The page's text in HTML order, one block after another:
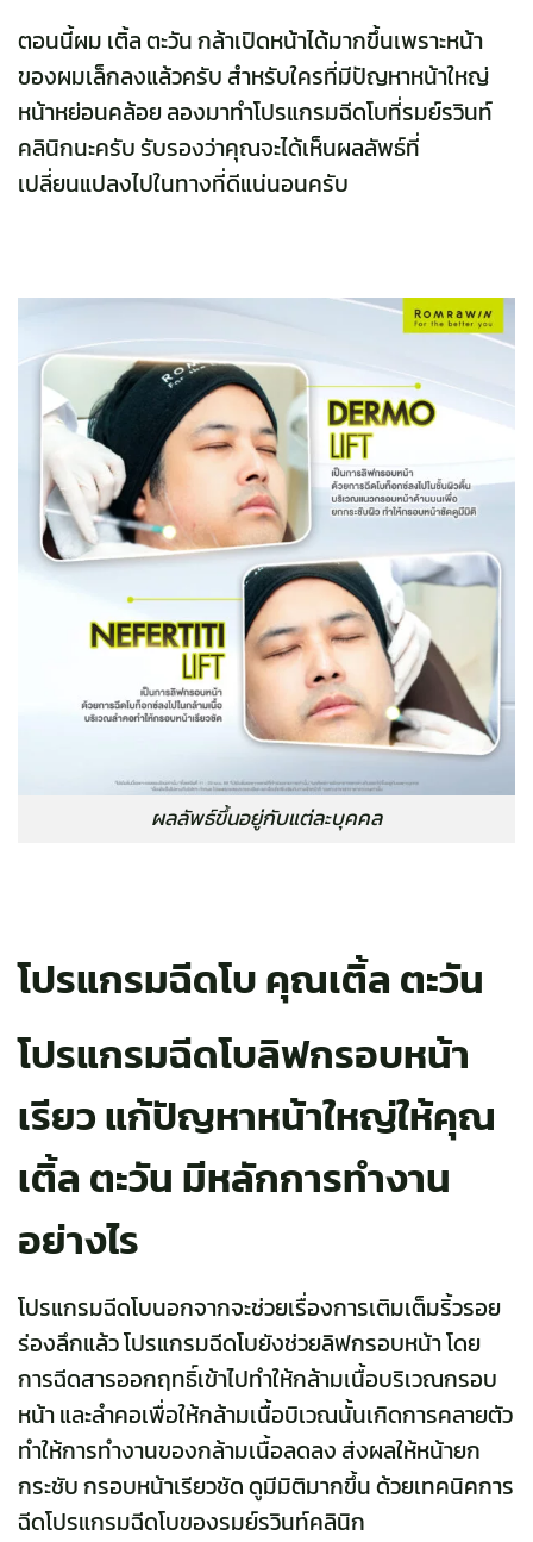
ตอนนี้ผม เติ้ล ตะวัน กล้าเปิดหน้าได้มากขึ้นเพราะหน้า
ของผมเล็กลงแล้วครับ สำหรับใครที่มีปัญหาหน้าใหญ่
หน้าหย่อนคล้อย ลองมาทำโปรแกรมฉีดโบที่รมย์รวินท์
คลินิกนะครับ รับรองว่าคุณจะได้เห็นผลลัพธ์ที่
เปลี่ยนแปลงไปในทางที่ดีแน่นอนครับ
ผลลัพธ์ขึ้นอยู่กับแต่ละบุคคล
โปรแกรมฉีดโบ คุณเติ้ล ตะวัน
โปรแกรมฉีดโบลิฟกรอบหน้า
เรียว แก้ปัญหาหน้าใหญ่ให้คุณ
เติ้ล ตะวัน มีหลักการทำงาน
อย่างไร
โปรแกรมฉีดโบนอกจากจะช่วยเรื่องการเติมเต็มริ้วรอย
ร่องลึกแล้ว โปรแกรมฉีดโบยังช่วยลิฟกรอบหน้า โดย
การฉีดสารออกฤทธิ์เข้าไปทำให้กล้ามเนื้อบริเวณกรอบ
หน้า และลำคอเพื่อให้กล้ามเนื้อบิเวณนั้นเกิดการคลายตัว
ทำให้การทำงานของกล้ามเนื้อลดลง ส่งผลให้หน้ายก
กระชับ กรอบหน้าเรียวชัด ดูมีมิติมากขึ้น ด้วยเทคนิคการ
ฉีดโปรแกรมฉีดโบของรมย์รวินท์คลินิก